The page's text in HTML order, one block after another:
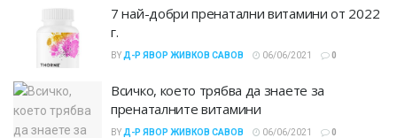
7 най-добри пренатални витамини от 2022
г.
BY Д-Р ЯВОР ЖИВКОВ САВОВ 06/06/2021 0
Всичко, което трябва да знаете за
пренаталните витамини
BY Д-Р ЯВОР ЖИВКОВ САВОВ 06/06/2021 0